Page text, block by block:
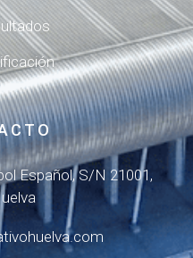
Español, S/N 21001,